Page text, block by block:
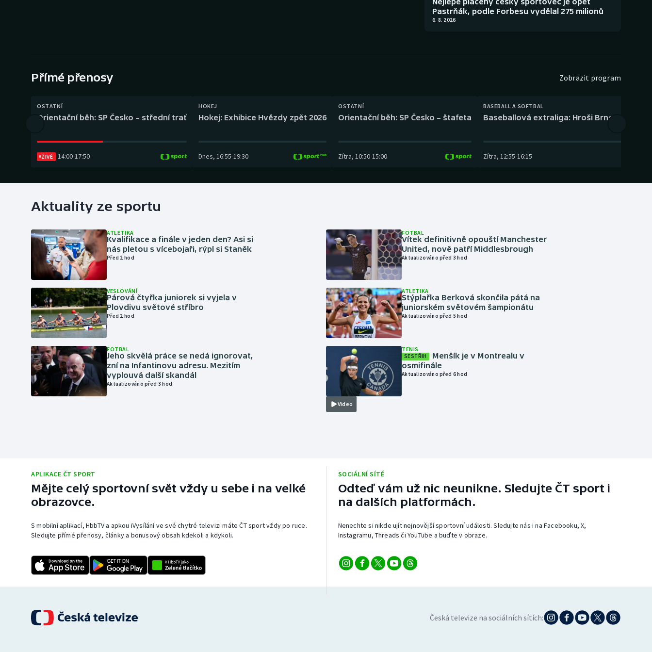
Gymnastika Plážový volejbal
Pastrňák, podle Forbesu vydělal 275 milionů
6. 8. 2026
Přímé přenosy Zobrazit program
OSTATNÍ
Orientační běh: SP Česko – střední trať
ŽIVĚ 14:00-17:50
HOKEJ
Hokej: Exhibice Hvězdy zpět 2026
Dnes, 16:55-19:30
OSTATNÍ
Orientační běh: SP Česko – štafeta
Zítra, 10:50-15:00
BASEBALL A SOFTBAL
Baseballová extraliga: Hroši Brno – Eagles
Zítra, 12:55-16:15
Aktuality ze sportu
ATLETIKA
Kvalifikace a finále v jeden den? Asi si
nás pletou s vícebojaři, rýpl si Staněk
Před 2 hod
VESLOVÁNÍ
Párová čtyřka juniorek si vyjela v
Plovdivu světové stříbro
Před 2 hod
FOTBAL
Jeho skvělá práce se nedá ignorovat,
zní na Infantinovu adresu. Mezitím
vyplouvá další skandál
Aktualizováno před 3 hod
FOTBAL
Vítek definitivně opouští Manchester
United, nově patří Middlesbrough
Aktualizováno před 3 hod
ATLETIKA
Stýplařka Berková skončila pátá na
juniorském světovém šampionátu
Aktualizováno před 5 hod
Video
TENIS
SESTŘIH
Menšík je v Montrealu v
osmifinále
Aktualizováno před 6 hod
APLIKACE ČT SPORT
Mějte celý sportovní svět vždy u sebe i na velké
obrazovce.
S mobilní aplikací, HbbTV a apkou iVysílání ve své chytré televizi máte ČT sport vždy po ruce.
Sledujte přímé přenosy, články a bonusový obsah kdekoli a kdykoli.
SOCIÁLNÍ SÍTĚ
Odteď vám už nic neunikne. Sledujte ČT sport i
na dalších platformách.
Nenechte si nikde ujít nejnovější sportovní události. Sledujte nás i na Facebooku, X,
Instagramu, Threads či YouTube a buďte v obraze.
Česká televize na sociálních sítích: